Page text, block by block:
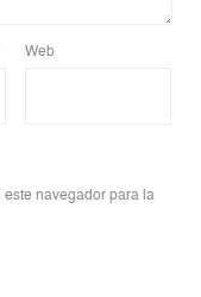
Web
este navegador para la